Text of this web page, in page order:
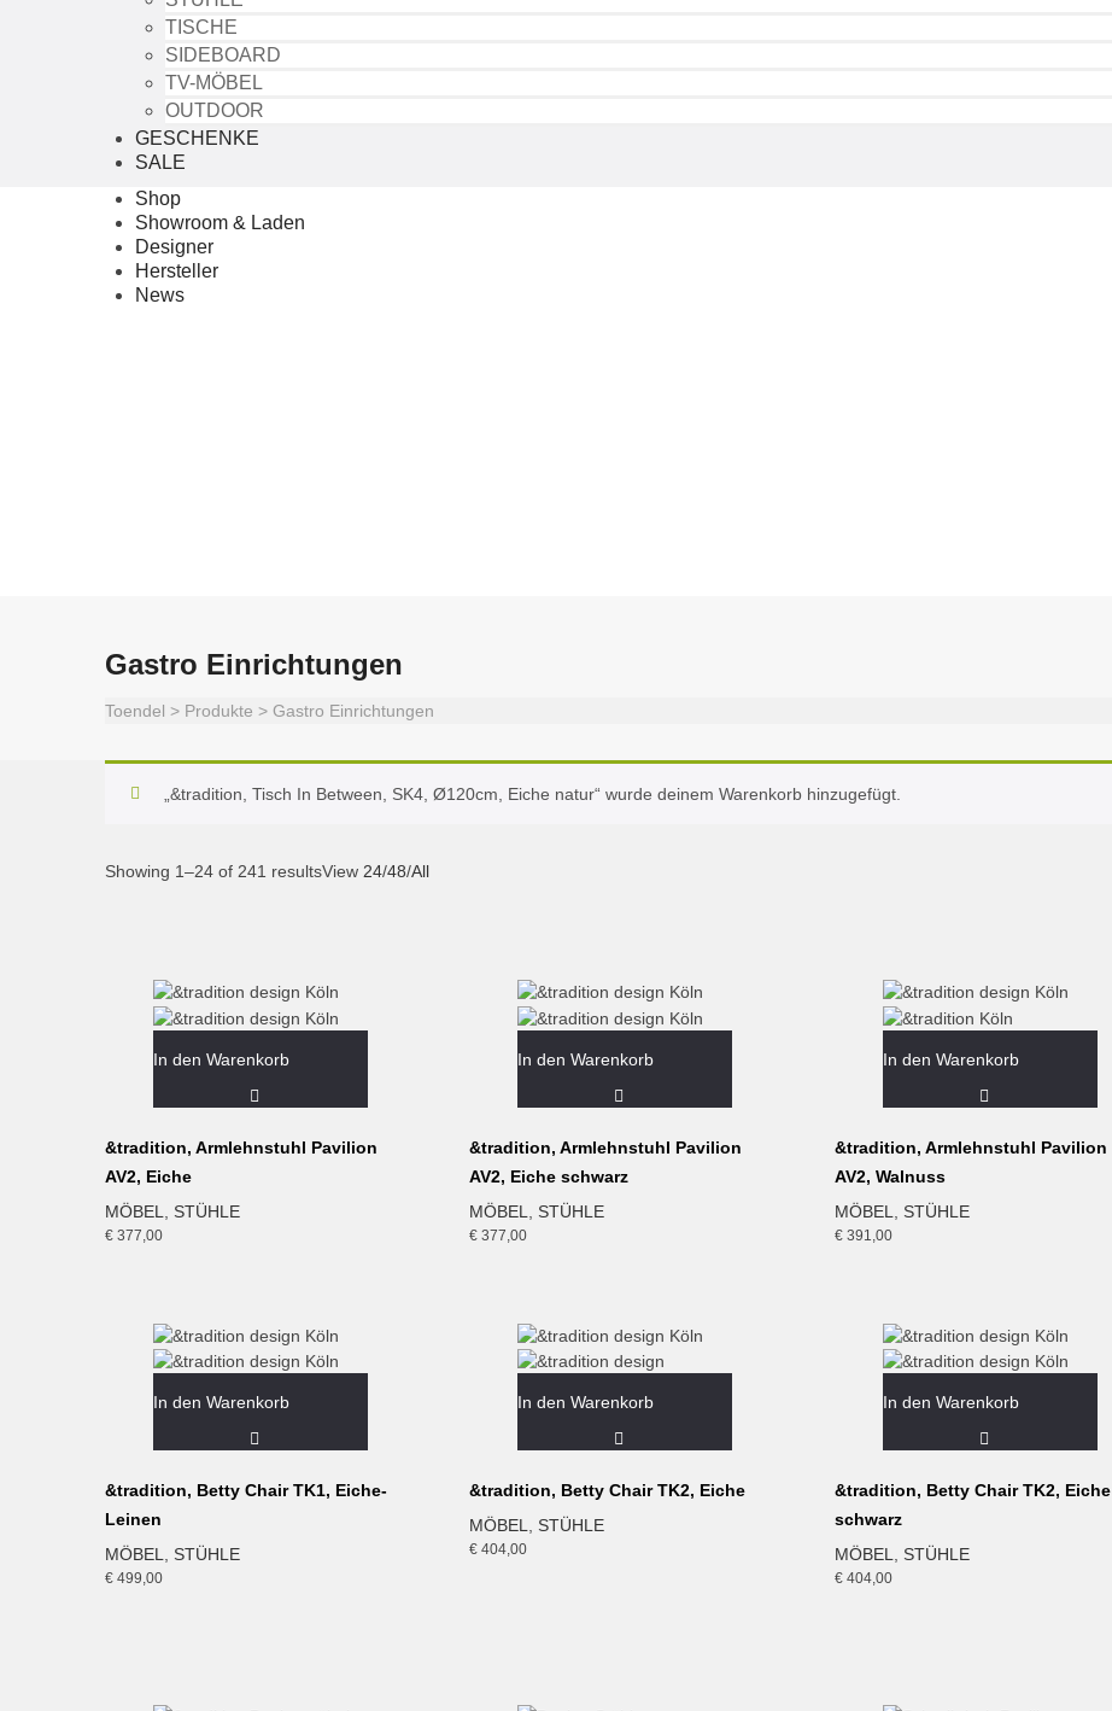
TISCHE
SIDEBOARD
TV-MÖBEL
OUTDOOR
GESCHENKE
SALE
Shop
Showroom & Laden
Designer
Hersteller
News
Gastro Einrichtungen
Toendel > Produkte > Gastro Einrichtungen
„&tradition, Tisch In Between, SK4, Ø120cm, Eiche natur“ wurde deinem Warenkorb hinzugefügt.
Showing 1–24 of 241 resultsView 24/48/All
In den Warenkorb
&tradition, Armlehnstuhl Pavilion
AV2, Eiche
MÖBEL
STÜHLE
€ 377,00
In den Warenkorb
&tradition, Armlehnstuhl Pavilion
AV2, Eiche schwarz
MÖBEL
STÜHLE
€ 377,00
In den Warenkorb
&tradition, Armlehnstuhl Pavilion
AV2, Walnuss
MÖBEL
STÜHLE
€391,00
In den Warenkorb
&tradition, Betty Chair TK1, Eiche-
Leinen
MÖBEL
STÜHLE
€ 499,00
In den Warenkorb
&tradition, Betty Chair TK2, Eiche
MÖBEL
STÜHLE
€ 404,00
In den Warenkorb
&tradition, Betty Chair TK2, Eiche
schwarz
MÖBEL
STÜHLE
€404,00